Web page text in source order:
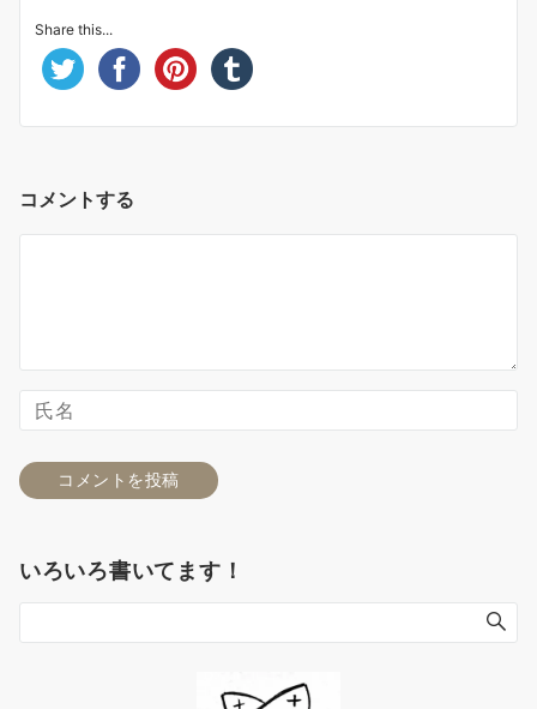
Share this...
コメントする
いろいろ書いてます！